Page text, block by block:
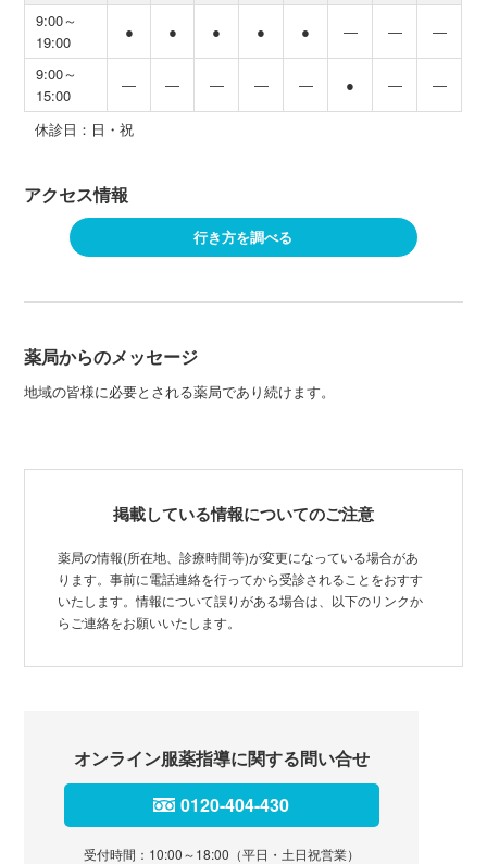
9:00～
19:00
● ● ● ● ● ― ― ―
9:00～
15:00
― ― ― ― ― ● ― ―
休診日：日・祝
アクセス情報
行き方を調べる
薬局からのメッセージ
地域の皆様に必要とされる薬局であり続けます。
掲載している情報についてのご注意
薬局の情報(所在地、診療時間等)が変更になっている場合があ
ります。事前に電話連絡を行ってから受診されることをおすす
いたします。情報について誤りがある場合は、以下のリンクか
らご連絡をお願いいたします。
オンライン服薬指導に関する問い合せ
0120-404-430
受付時間：10:00～18:00（平日・土日祝営業）